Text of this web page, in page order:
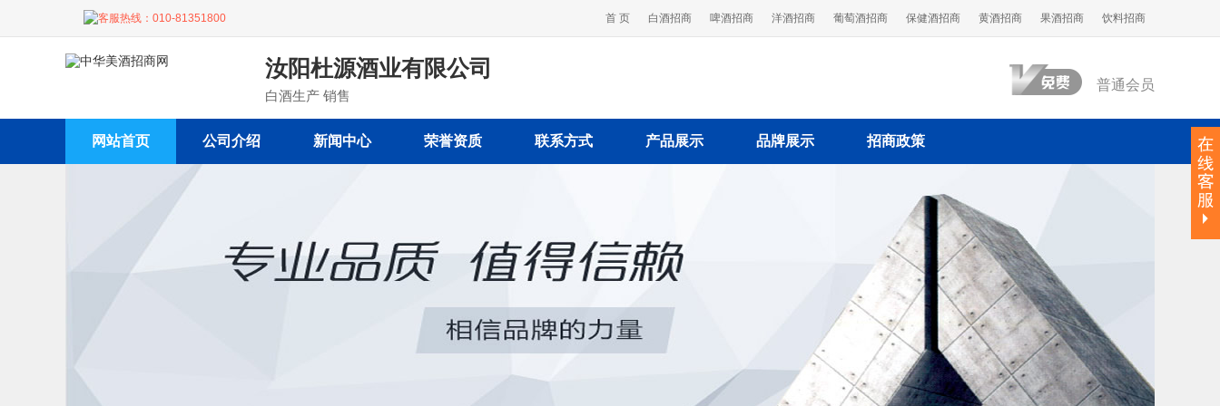
客服热线： 010-81351800 首 页 白酒招商 啤酒招商 洋酒招商 葡萄酒招商 保健酒招商 黄酒招商 果酒招商 饮料招商
汝阳杜源酒业有限公司
白酒生产 销售
普通会员
网站首页 公司介绍 新闻中心 荣誉资质 联系方式 产品展示 品牌展示 招商政策